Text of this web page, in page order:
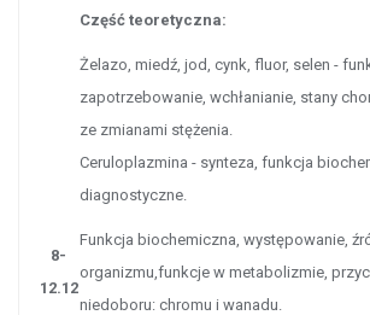
8-
12.12
Część teoretyczna:
Żelazo, miedź, jod, cynk, fluor, selen -
zapotrzebowanie, wchłanianie, stany
ze zmianami stężenia.
Ceruloplazmina - synteza, funkcja
diagnostyczne.
Funkcja biochemiczna, występowanie,
organizmu,funkcje w metabolizmie,
niedoboru: chromu i wanadu.